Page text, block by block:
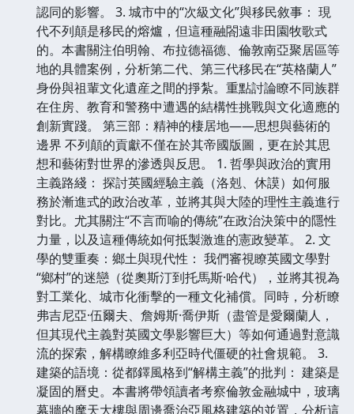
認同的影響。 3. 城市中的“次級文化”與移民敘事： 現
代不列顛是移民的熔爐，但這種融閤遠非田園牧歌式
的。本書關注伯明翰、布拉德福德、倫敦南亞聚居區等
地的具體案例，分析第二代、第三代移民在“英格蘭人”
身份與祖輩文化遺産之間的掙紮。重點討論瞭不同族群
在住房、教育和警務中遭遇的結構性挑戰與文化適應的
創新實踐。 第三部：精神的棲居地——思想與藝術的
邊界 不列顛的貢獻不僅在於其帝國版圖，更在於其思
想和藝術對世界的滲透與反思。 1. 哲學與政治的實用
主義路綫： 探討英國經驗主義（洛剋、休謨）如何服
務於漸進式的政治改革，並將其與大陸的理性主義進行
對比。尤其關注“不言而喻的傳統”在政治決策中的隱性
力量，以及這種傳統如何抵製激進的憲政變革。 2. 文
學的雙重奏：鄉土與現代性： 我們審視瞭英國文學對
“鄉村”的迷戀（從奧斯汀到托馬斯·哈代），並將其視為
對工業化、城市化衝擊的一種文化補償。同時，分析瞭
弗吉尼亞·伍爾夫、詹姆斯·喬伊斯（盡管是愛爾蘭人，
但其現代主義對英國文學影響巨大）等如何通過對意識
流的探索，解構瞭維多利亞時代僵硬的社會規範。 3.
建築的語境：從都鐸風格到“解構主義”的批判： 建築是
凝固的曆史。本書將帶領讀者考察倫敦金融城中，玻璃
幕牆的摩天大樓與周邊喬治亞風格建築的並置，分析這